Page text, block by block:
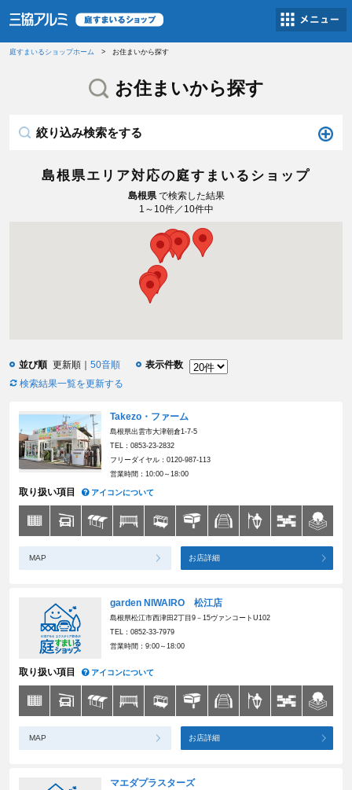
庭すまいるショップホーム お住まいから探す
お住まいから探す
絞り込み検索をする
島根県エリア対応の庭すまいるショップ
島根県で検索した結果
1～10件／10件中
並び順 更新順 50音順
表示件数
検索結果一覧を更新する
Takezo・ファーム
島根県出雲市大津朝倉1-7-5
TEL：0853-23-2832
フリーダイヤル：0120-987-113
営業時間：10:00～18:00
取り扱い項目 アイコンについて
MAP お店詳細
garden NIWAIRO 松江店
島根県松江市西津田2丁目9－15ヴァンコートU102
TEL：0852-33-7979
営業時間：9:00～18:00
取り扱い項目 アイコンについて
MAP お店詳細
マエダプラスターズ